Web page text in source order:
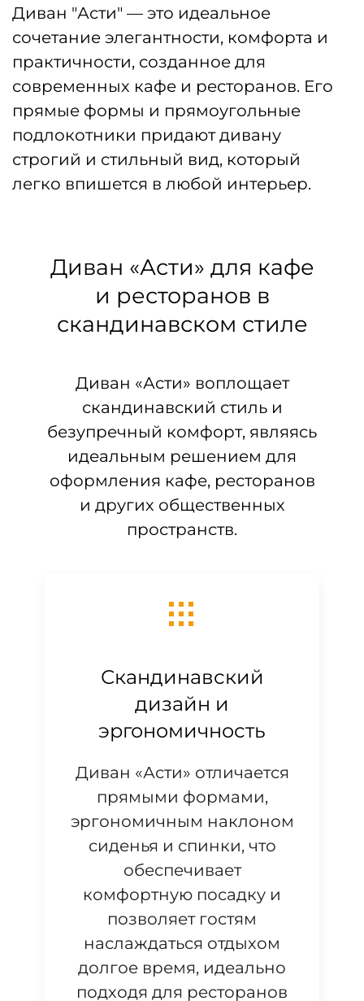
Диван "Асти" — это идеальное
сочетание элегантности, комфорта и
практичности, созданное для
современных кафе и ресторанов. Его
прямые формы и прямоугольные
подлокотники придают дивану
строгий и стильный вид, который
легко впишется в любой интерьер.
Диван «Асти» для кафе
и ресторанов в
скандинавском стиле
Диван «Асти» воплощает
скандинавский стиль и
безупречный комфорт, являясь
идеальным решением для
оформления кафе, ресторанов
и других общественных
пространств.
Скандинавский
дизайн и
эргономичность
Диван «Асти» отличается
прямыми формами,
эргономичным наклоном
сиденья и спинки, что
обеспечивает
комфортную посадку и
позволяет гостям
наслаждаться отдыхом
долгое время, идеально
подходя для ресторанов